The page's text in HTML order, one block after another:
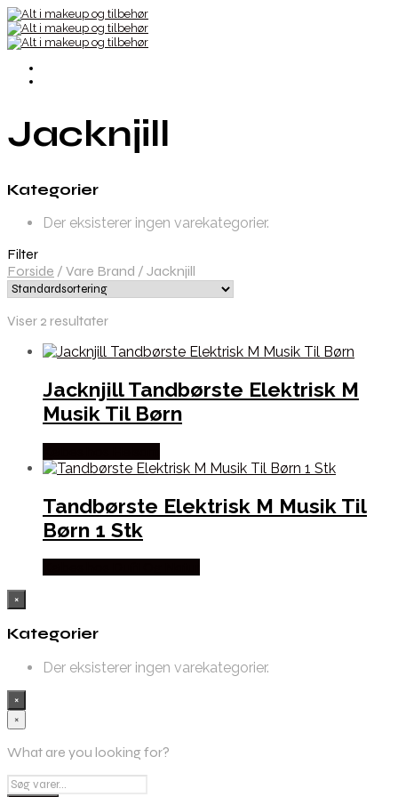
Jacknjill
Kategorier
Der eksisterer ingen varekategorier.
Filter
Forside / Vare Brand / Jacknjill
Viser 2 resultater
Jacknjill Tandbørste Elektrisk M
Musik Til Børn
Tandbørste Elektrisk M Musik Til
Børn 1 Stk
×
Kategorier
Der eksisterer ingen varekategorier.
×
×
What are you looking for?